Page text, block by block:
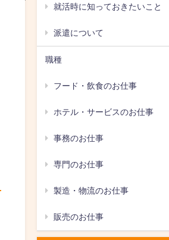
就活時に知っておきたいこと
派遣について
職種
フード・飲食のお仕事
ホテル・サービスのお仕事
事務のお仕事
専門のお仕事
製造・物流のお仕事
販売のお仕事